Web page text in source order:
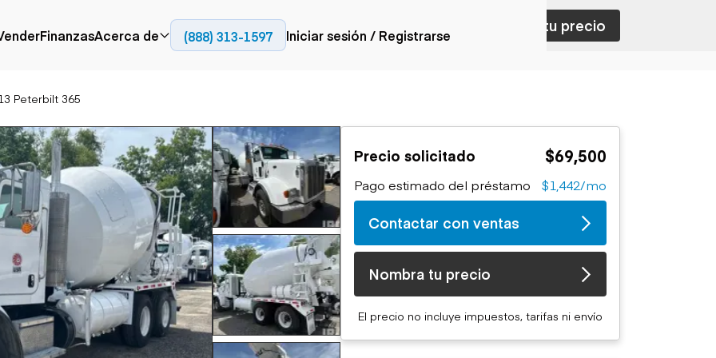
Aérea
Camiones con
plataforma
Grúas
Carretillas elevadoras
Ascensores
Manipuladores
telescópicos
Movimiento de
tierra
Retroexcavadoras
Topadoras
Cargadoras compactas
Fresadoras en frío
Compactadores
Adoquines
Recuperadores de
carreteras
Generación de
energía
Generadores
Camiones articulados
plataforma
Camiones volquetes
Camiones de
transporte
Camiones fuera de
carretera
Camiones de servicio
Camiones especiales
Camiones con
remolque cisterna
FinanzasAcerca de
Blog
(888) 313-1597 Iniciar sesión / Registrarse
Peterbilt 365
Contactar con ventas Nombra tu precio
Precio solicitado $69,500
Pago estimado del préstamo $1,442/mo
Contactar con ventas
Nombra tu precio
El precio no incluye impuestos, tarifas ni envío